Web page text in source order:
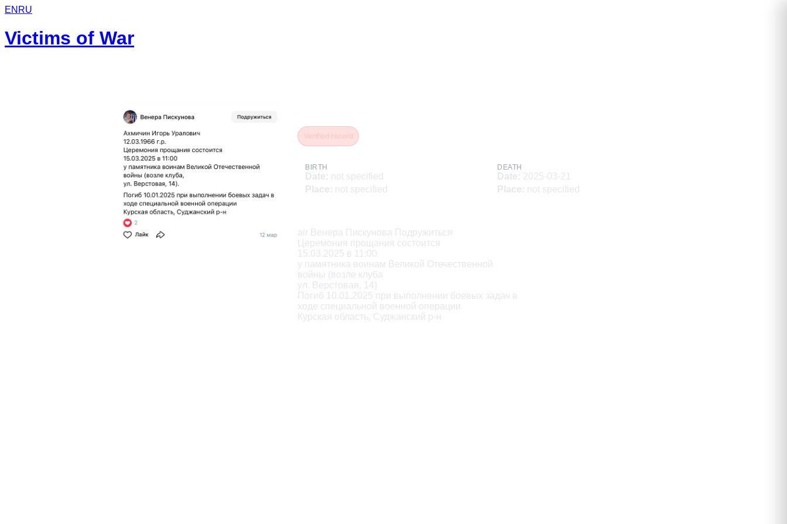
EN RU
Victims of War
BIRTH
Date: not specified
Place: not specified
DEATH
Date: 2025-03-21
Place: not specified
air Венера Пискунова Подружиться
Церемония прощания состоится
15.03.2025 в 11:00
у памятника воинам Великой Отечественной
войны (возле клуба
ул. Верстовая, 14)
Погиб 10.01.2025 при выполнении боевых задач в
ходе специальной военной операции
Курская область, Суджанский р-н